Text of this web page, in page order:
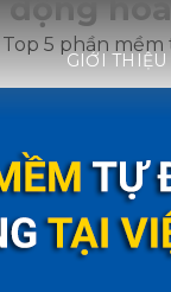
GIỚI THIỆU
Top 5 phần